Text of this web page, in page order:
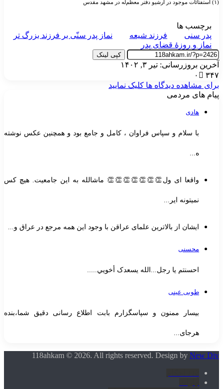
برچسب ها
پدر سنی
فرزند شیعه
نماز پدر سنّی بر فرزند بزرگ تر
نماز و روزهٔ قضای پدر
کپی لینک
بروزرسانی: تیر ۳, ۱۴۰۲
۰
مشاهده دیدگاه ها کلیک نمایید
های مردمی
هادی
با سلام و سپاس فراوان ، کامل و جامع بود و همچنین عکس نوشته
ه...
واقعا ای ول👏👏👏👏👏👏👏 ماشالله به این جامعیت. هیچ کس
نمیتونه ایر...
ایشان از بالاترین علمای عراقن با وجود این همه مرجع در عراق و...
محسنی
احسنتم یا رجل...الله یسعدک أخويي.....
طوبی عینی
بیسار ممنون و سپاسگزارم بابت اطلاع رسانی دقیق شما،بنده
هرجای...
118ahkam © 2026. All rights reserved. Design byNew